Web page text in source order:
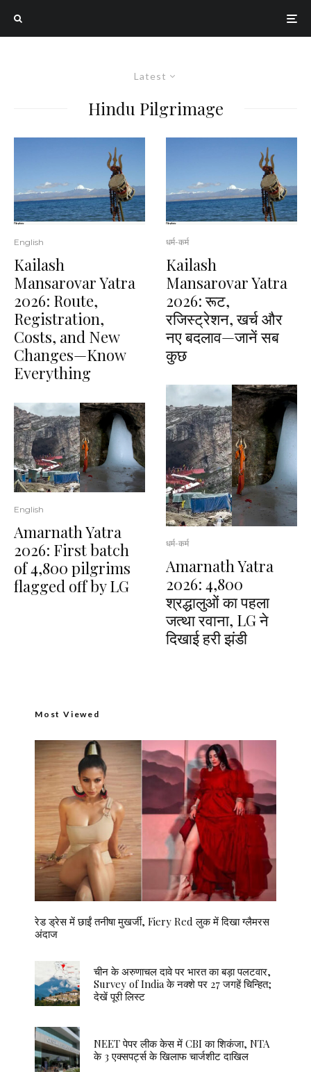
Latest
Hindu Pilgrimage
English
Kailash
Mansarovar Yatra
2026: Route,
Registration,
Costs, and New
Changes—Know
Everything
English
Amarnath Yatra
2026: First batch
of 4,800 pilgrims
flagged off by LG
धर्म-कर्म
Kailash
Mansarovar Yatra
2026: रूट,
रजिस्ट्रेशन, खर्च और
नए बदलाव—जानें सब
कुछ
धर्म-कर्म
Amarnath Yatra
2026: 4,800
श्रद्धालुओं का पहला
जत्था रवाना, LG ने
दिखाई हरी झंडी
Most Viewed
रेड ड्रेस में छाईं तनीषा मुखर्जी, Fiery Red लुक में दिखा ग्लैमरस
अंदाज
चीन के अरुणाचल दावे पर भारत का बड़ा पलटवार,
Survey of India के नक्शे पर 27 जगहें चिन्हित;
देखें पूरी लिस्ट
NEET पेपर लीक केस में CBI का शिकंजा, NTA
के 3 एक्सपर्ट्स के खिलाफ चार्जशीट दाखिल